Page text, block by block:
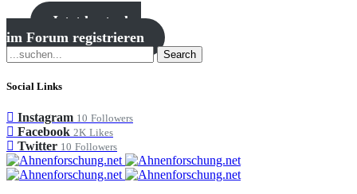
Jetzt kostenlos
im Forum registrieren
Search
Social Links
Instagram 10 Followers
Facebook 2K Likes
Twitter 10 Followers